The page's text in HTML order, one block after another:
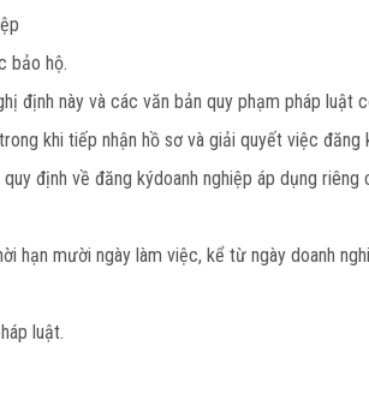
bảo hộ.
định này và các văn bản quy phạm pháp luật
khi tiếp nhận hồ sơ và giải quyết việc đăng
định về đăng kýdoanh nghiệp áp dụng riêng
hạn mười ngày làm việc, kể từ ngày doanh
luật.